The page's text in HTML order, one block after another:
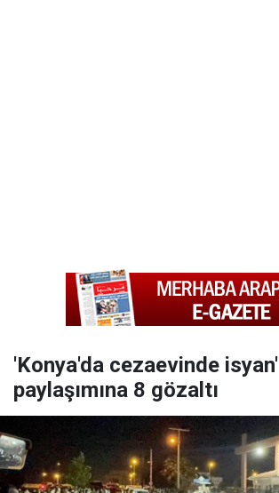
'Konya'da cezaevinde isyan'
paylaşımına 8 gözaltı